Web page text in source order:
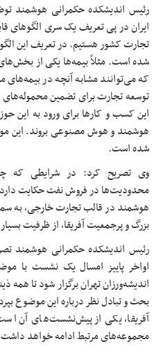
رئیس اندیشکده حکمرانی هوشمند
ایران در پی تعریف یک سری الگوهای
تجارت کشور هستیم. در تعریف این
شده است. مثلاً بیمه‌ها یکی از
که می‌توانند مشابه آنچه در
توسعه تجارت برای تضمین
این کسب و کارها برای ورود به این
هوشمند و هوش مصنوعی بروند. این
شده است.
وی تصریح کرد: در شرایطی که
محدودیت‌ها در فروش نفت حکایت دارد؛
هوشمند در قالب تجارت خارجی، به
بزرگ و پرجمعیت آفریقا، از ظرفیت
رئیس اندیشکده حکمرانی هوشمند
اواخر پاییز امسال یک نشست با
اندیشه‌ورزان تهران برگزار شود تا
بحث و تبادل نظر درباره این موضوع
آفریقا، یکی از پیش‌نشست‌های آن
مجموعه‌های مرتبط ادامه خواهد